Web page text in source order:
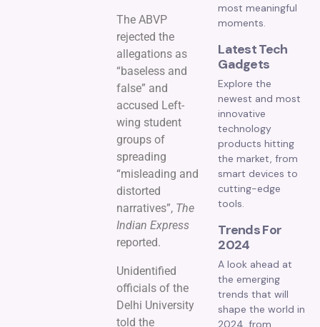
The ABVP
rejected the
allegations as
“baseless and
false” and
accused Left-
wing student
groups of
spreading
“misleading and
distorted
narratives”, The
Indian Express
reported.
Unidentified
officials of the
Delhi University
told the
most meaningful
moments.
Latest Tech
Gadgets
Explore the
newest and most
innovative
technology
products hitting
the market, from
smart devices to
cutting-edge
tools.
Trends For
2024
A look ahead at
the emerging
trends that will
shape the world in
2024, from